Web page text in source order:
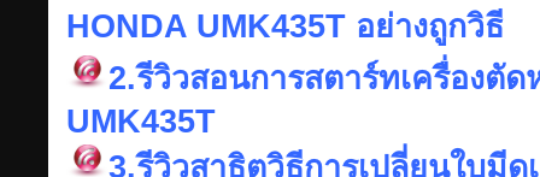
HONDA UMK435T อย่างถูกวิธี
2.รีวิวสอนการสตาร์ทเครื่องตั
UMK435T
3.รีวิวสาธิตวิธีการเปลี่ยนใบมี